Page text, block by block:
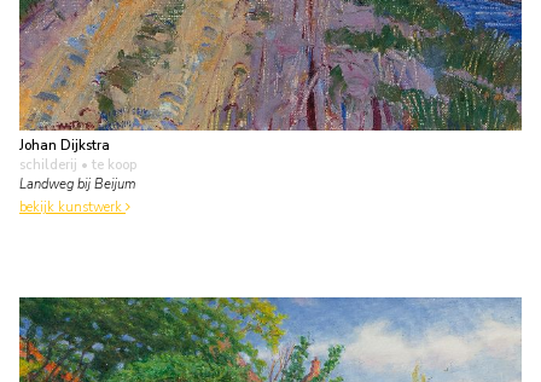
Johan Dijkstra
schilderij • te koop
Landweg bij Beijum
bekijk kunstwerk